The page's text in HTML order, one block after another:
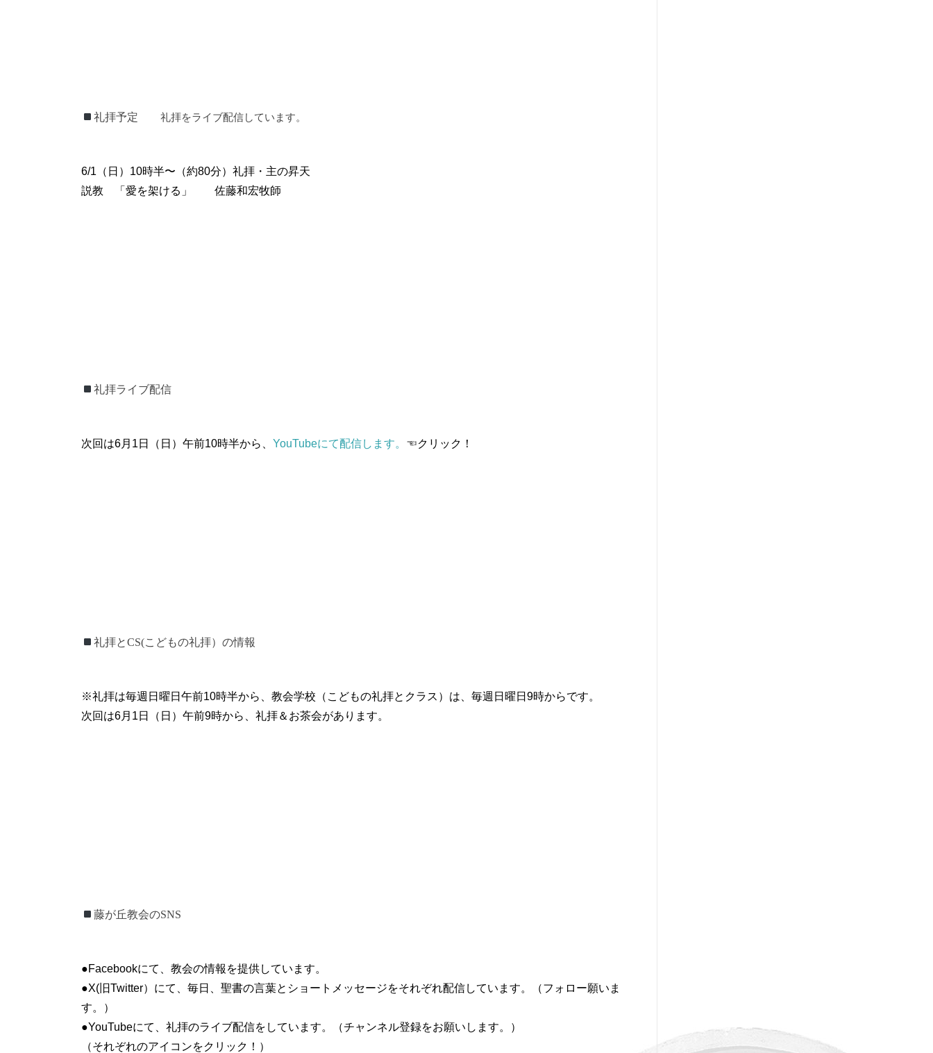
礼拝予定礼拝をライブ配信しています。
6/1（日）10時半〜（約80分）礼拝・主の昇天
説教 「愛を架ける」 佐藤和宏牧師
礼拝ライブ配信
次回は6月1日（日）午前10時半から、 YouTubeにて配信します。 ☜クリック！
礼拝とCS(こどもの礼拝）の情報
※礼拝は毎週日曜日午前10時半から、教会学校（こどもの礼拝とクラス）は、毎週日曜日9時からです。
次回は6月1日（日）午前9時から、礼拝＆お茶会があります。
藤が丘教会のSNS
●Facebookにて、教会の情報を提供しています。
●X(旧Twitter）にて、毎日、聖書の言葉とショートメッセージをそれぞれ配信しています。（フォロー願いま
す。）
●YouTubeにて、礼拝のライブ配信をしています。（チャンネル登録をお願いします。）
（それぞれのアイコンをクリック！）